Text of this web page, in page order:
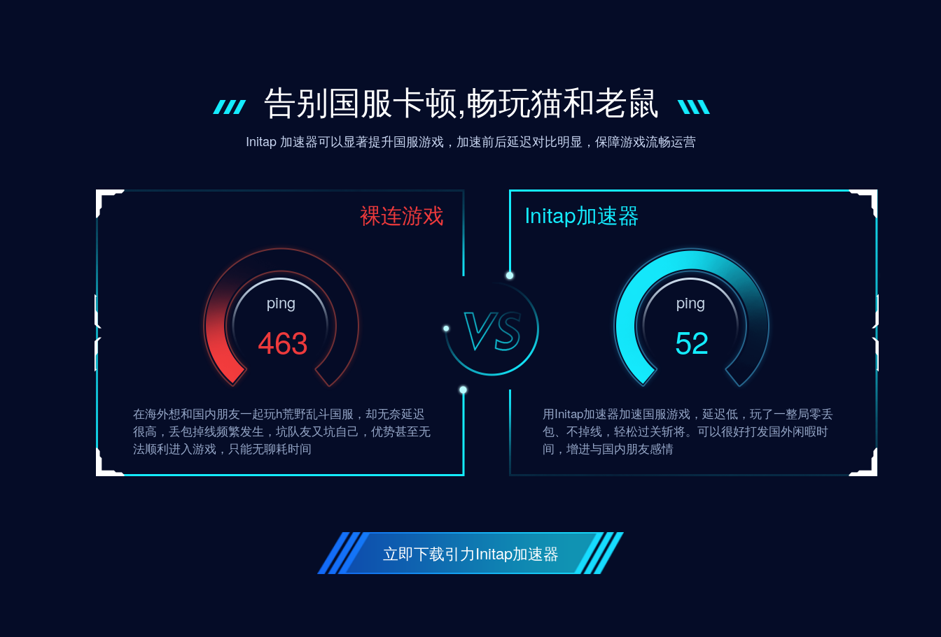
告别国服卡顿,畅玩猫和老鼠
Initap 加速器可以显著提升国服游戏，加速前后延迟对比明显，保障游戏流畅运营
裸连游戏
ping
463
在海外想和国内朋友一起玩h荒野乱斗国服，却无奈延迟
很高，丢包掉线频繁发生，坑队友又坑自己，优势甚至无
法顺利进入游戏，只能无聊耗时间
Initap加速器
ping
52
用Initap加速器加速国服游戏，延迟低，玩了一整局零丢
包、不掉线，轻松过关斩将。可以很好打发国外闲暇时
间，增进与国内朋友感情
立即下载引力Initap加速器